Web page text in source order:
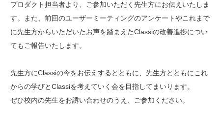
プロダクト担当者より、ご参加いただく先生方にお伝えいたしま
す。また、前回のユーザーミーティングのアンケートやこれまで
に先生方からいただいたお声を踏まえたClassiの改善進捗につい
てもご報告いたします。
先生方にClassiの今をお伝えするとともに、先生方とともにこれ
からの学びとClassiを考えていく会を目指してまいります。
ぜひ校内の先生をお誘い合わせのうえ、ご参加ください。